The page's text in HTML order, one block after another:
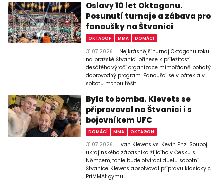
Oslavy 10 let Oktagonu.
Posunutí turnaje a zábava pro
fanoušky na Štvanici
OKTAGON MMA DOMÁCÍ
31.07.2026
Nejkrásnější turnaj Oktagonu roku
na pražské Štvanici přinese k příležitosti
desátého výročí organizace mimořádně bohatý
doprovodný program. Fanoušci se v pátek a v
sobotu mohou těšit ...
Byla to bomba. Klevets se
připravoval na Štvanici i s
bojovníkem UFC
DOMÁCÍ MMA OKTAGON
31.07.2026
Ivan Klevets vs. Kevin Enz. Souboj
ukrajinského zápasníka žijícího v Česku s
Němcem, tohle bude otvírací duelu sobotní
Štvanice. Klevets absolvoval přípravu klasicky c
PriMMAt gymu ...